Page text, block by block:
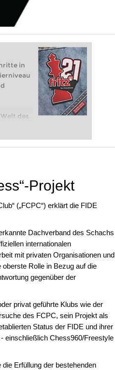
in
des
Mit
Projekt
(„FCPC“) erklärt die FIDE
Dachverband des Schachs
internationalen
mit privaten Organisationen und
Rolle in Bezug auf die
gegenüber der
privat geführte Klubs wie der
des FCPC, sein Projekt als
Status der FIDE und ihrer
einschließlich Chess960/Freestyle
Erfüllung der bestehenden